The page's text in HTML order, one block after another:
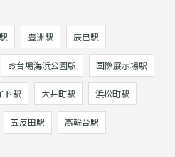
豊洲駅 辰巳駅
お台場海浜公園駅 国際展示場駅
ド駅 大井町駅 浜松町駅
五反田駅 高輪台駅